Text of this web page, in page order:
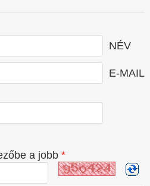
NÉV
E-MAIL
a jobb *